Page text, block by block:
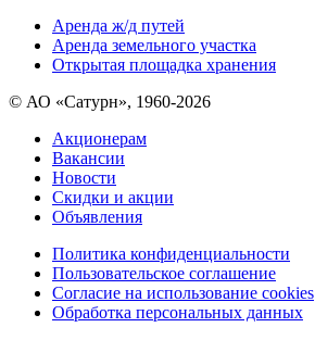
Аренда ж/д путей
Аренда земельного участка
Открытая площадка хранения
© АО «Сатурн», 1960-2026
Акционерам
Вакансии
Новости
Скидки и акции
Объявления
Политика конфиденциальности
Пользовательское соглашение
Согласие на использование cookies
Обработка персональных данных